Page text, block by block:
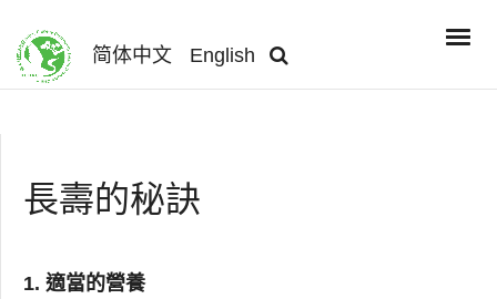
简体中文 English
長壽的秘訣
1. 適當的營養